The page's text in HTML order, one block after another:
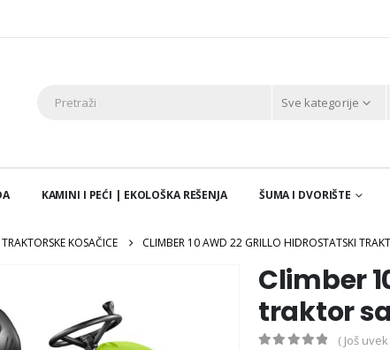
Sve kategorije
KAMINI I PEĆI | EKOLOŠKA REŠENJA ŠUMA I DVORIŠTE
TRAKTORSKE KOSAČICE CLIMBER 10 AWD 22 GRILLO HIDROSTATSKI
Climber
traktor
( Još